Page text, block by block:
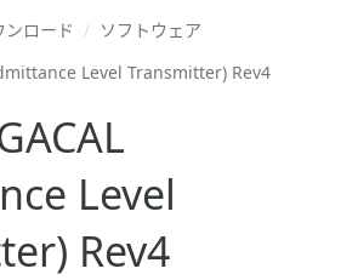
ンロード
ソフトウェア
Level Transmitter) Rev4
Level
Rev4